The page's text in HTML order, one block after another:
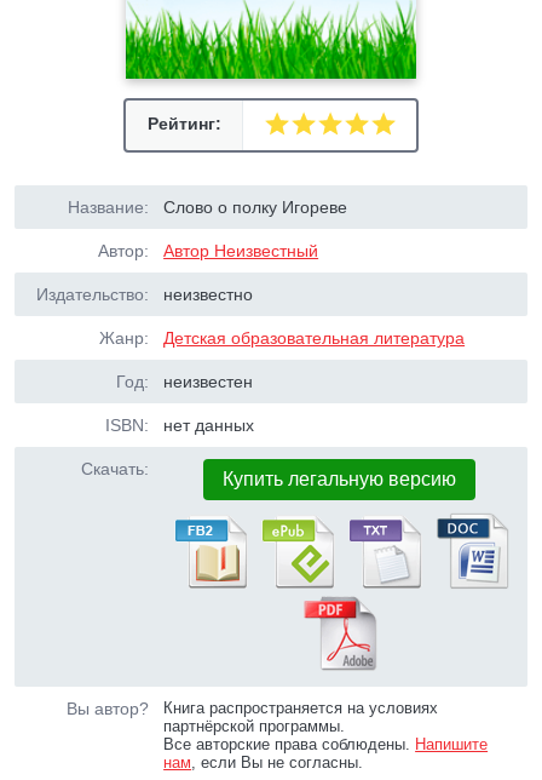
Рейтинг:
Название: Слово о полку Игореве
Автор: Автор Неизвестный
Издательство: неизвестно
Жанр: Детская образовательная литература
Год: неизвестен
ISBN: нет данных
Скачать: Купить легальную версию
Вы автор?
Книга распространяется на условиях
партнёрской программы.
Все авторские права соблюдены. Напишите
нам, если Вы не согласны.